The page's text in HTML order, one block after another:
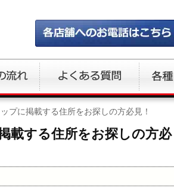
プに掲載する住所をお探しの方必見！
載する住所をお探しの方必